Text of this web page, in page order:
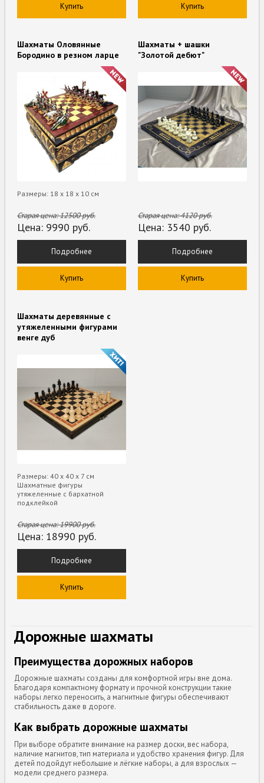
Купить Купить
Шахматы Оловянные
Бородино в резном ларце
Размеры: 18 х 18 х 10 см
Старая цена:12500руб.
Цена: 9990 руб.
Подробнее
Купить
Шахматы + шашки
"Золотой дебют"
Старая цена:4120руб.
Цена: 3540 руб.
Подробнее
Купить
Шахматы деревянные с
утяжеленными фигурами
венге дуб
Размеры: 40 х 40 х 7 см
Шахматные фигуры
утяжеленные с бархатной
подклейкой
Старая цена:19900руб.
Цена: 18990 руб.
Подробнее
Купить
Дорожные шахматы
Преимущества дорожных наборов
Дорожные шахматы созданы для комфортной игры вне дома.
Благодаря компактному формату и прочной конструкции такие
наборы легко переносить, а магнитные фигуры обеспечивают
стабильность даже в дороге.
Как выбрать дорожные шахматы
При выборе обратите внимание на размер доски, вес набора,
наличие магнитов, тип материала и удобство хранения фигур. Для
детей подойдут небольшие и лёгкие наборы, а для взрослых —
модели среднего размера.